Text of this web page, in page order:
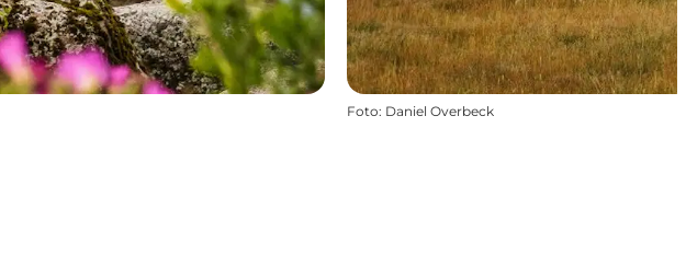
Foto: Daniel Overbeck